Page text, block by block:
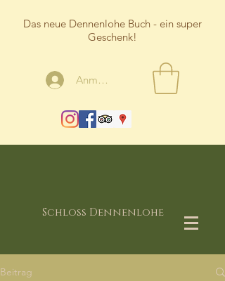
Das neue Dennenlohe Buch - ein super
Geschenk!
Anmelden
Schloss Dennenlohe
Beitrag